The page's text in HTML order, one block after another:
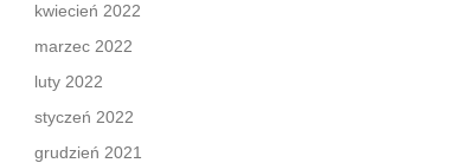
kwiecień 2022
marzec 2022
luty 2022
styczeń 2022
grudzień 2021